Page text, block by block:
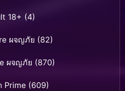
18+ (4)
ผจญภัย (82)
ผจญภัย (870)
Prime (609)